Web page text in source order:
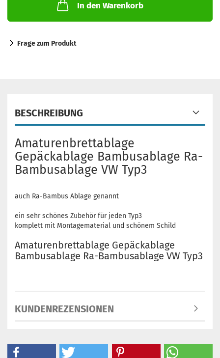
In den Warenkorb
Frage zum Produkt
BESCHREIBUNG
Amaturenbrettablage
Gepäckablage Bambusablage Ra-
Bambusablage VW Typ3
auch Ra-Bambus Ablage genannt
ein sehr schönes Zubehör für jeden Typ3
komplett mit Montagematerial und schönem Schild
Amaturenbrettablage Gepäckablage
Bambusablage Ra-Bambusablage VW Typ3
KUNDENREZENSIONEN